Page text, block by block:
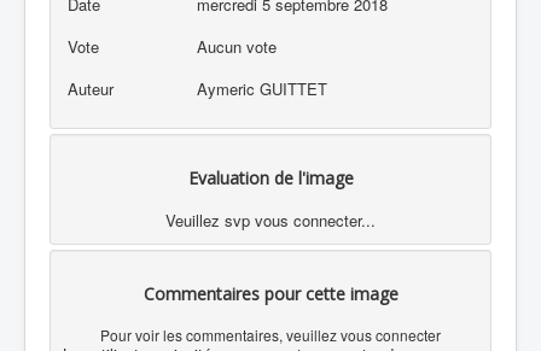
Date
mercredi 5 septembre 2018
Vote
Aucun vote
Auteur
Aymeric GUITTET
Evaluation de l'image
Veuillez svp vous connecter...
Commentaires pour cette image
Pour voir les commentaires, veuillez vous connecter